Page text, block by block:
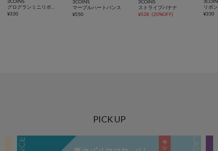
¥330
3COINS
マーブルハートバンス
¥550
3COINS
ストライプバナナ
¥528 (20%OFF)
リボ
¥330
PICK UP